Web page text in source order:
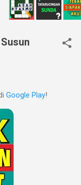
Google Play!